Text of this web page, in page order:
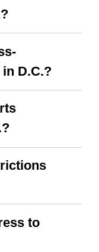
D.C.?
to